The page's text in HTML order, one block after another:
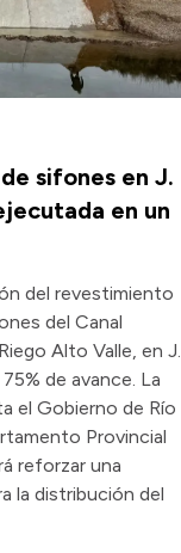
sifones en J.
en un
del revestimiento
del Canal
Alto Valle, en J.
de avance. La
el Gobierno de Río
Provincial
reforzar una
la distribución del